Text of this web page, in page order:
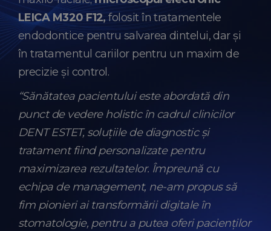
LEICA M320 F12, folosit în tratamentele
endodontice pentru salvarea dintelui, dar și
în tratamentul cariilor pentru un maxim de
precizie și control.
“Sănătatea pacientului este abordată din
punct de vedere holistic în cadrul clinicilor
DENT ESTET, soluțiile de diagnostic și
tratament fiind personalizate pentru
maximizarea rezultatelor. Împreună cu
echipa de management, ne-am propus să
fim pionieri ai transformării digitale în
stomatologie, pentru a putea oferi pacienților